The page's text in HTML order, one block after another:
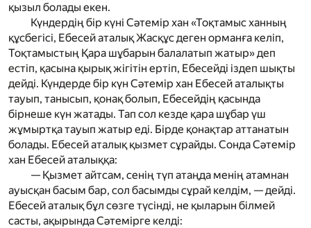
қызыл болады екен.
Күндердің бір күні Сәтемір хан «Тоқтамыс ханның
құсбегісі, Ебесей аталық Жасқұс деген орманға келіп,
Тоқтамыстың Қара шұбарын балалатып жатыр» деп
естіп, қасына қырық жігітін ертіп, Ебесейді іздеп шықты
дейді. Күндерде бір күн Сәтемір хан Ебесей аталықты
тауып, танысып, қонақ болып, Ебесейдің қасында
бірнеше күн жатады. Тап сол кезде қара шұбар үш
жұмыртқа тауып жатыр еді. Бірде қонақтар аттанатын
болады. Ебесей аталық қызмет сұрайды. Сонда Сәтемір
хан Ебесей аталыққа:
— Қызмет айтсам, сенің түп атаңда менің атамнан
ауысқан басым бар, сол басымды сұрай келдім, — дейді.
Ебесей аталық бұл сөзге түсінді, не қыларын білмей
састы, ақырында Сәтемірге келді: